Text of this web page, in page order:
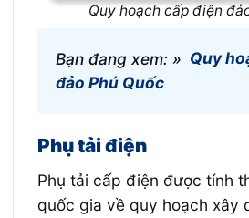
Quy hoạch cấp điện
Bạn đang xem: » Quy
đảo Phú Quốc
Phụ tải điện
Phụ tải cấp điện được tính
quốc gia về quy hoạch xây